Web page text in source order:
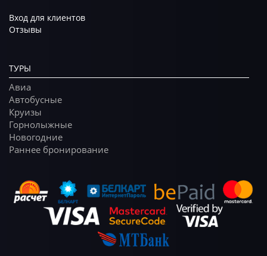
Вход для клиентов
Отзывы
ТУРЫ
Авиа
Автобусные
Круизы
Горнолыжные
Новогодние
Раннее бронирование